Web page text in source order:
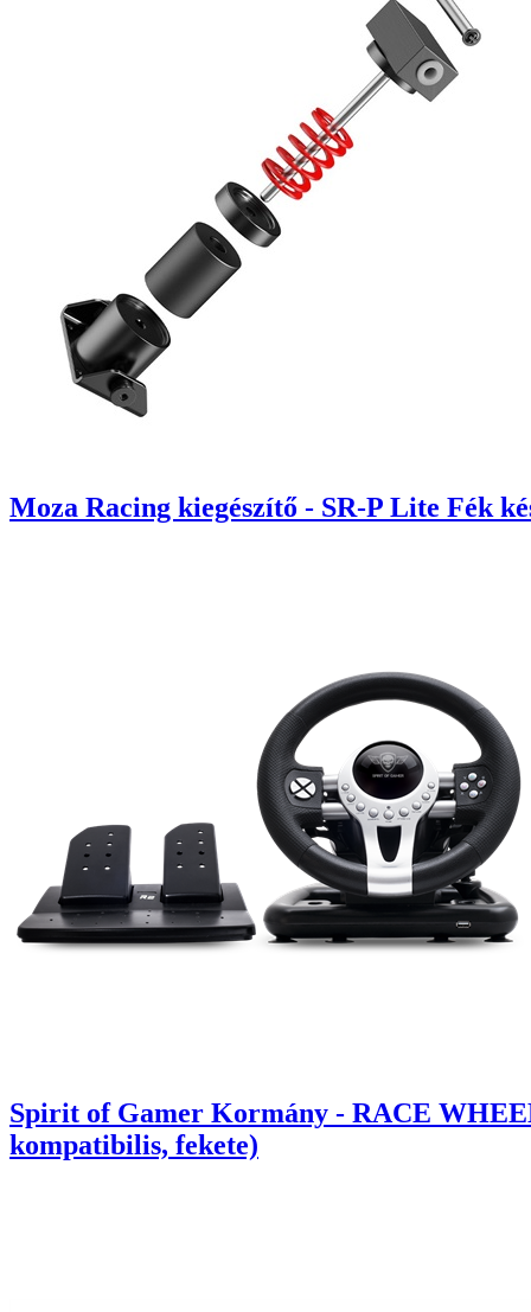
Moza Racing kiegészítő - SR-P Lite Fék
Spirit of Gamer Kormány - RACE
kompatibilis, fekete)